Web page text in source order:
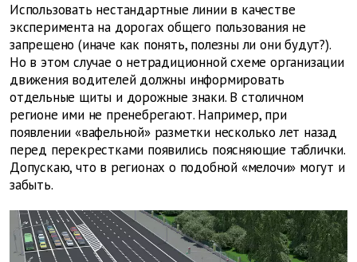
Использовать нестандартные линии в качестве
эксперимента на дорогах общего пользования не
запрещено (иначе как понять, полезны ли они будут?).
Но в этом случае о нетрадиционной схеме организации
движения водителей должны информировать
отдельные щиты и дорожные знаки. В столичном
регионе ими не пренебрегают. Например, при
появлении «вафельной» разметки несколько лет назад
перед перекрестками появились поясняющие таблички.
Допускаю, что в регионах о подобной «мелочи» могут и
забыть.